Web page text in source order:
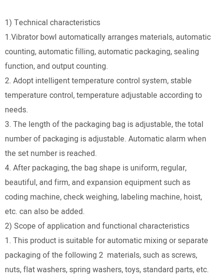
1) Technical characteristics
1.Vibrator bowl automatically arranges materials, automatic
counting, automatic filling, automatic packaging, sealing
function, and output counting.
2. Adopt intelligent temperature control system, stable
temperature control, temperature adjustable according to
needs.
3. The length of the packaging bag is adjustable, the total
number of packaging is adjustable. Automatic alarm when
the set number is reached.
4. After packaging, the bag shape is uniform, regular,
beautiful, and firm, and expansion equipment such as
coding machine, check weighing, labeling machine, hoist,
etc. can also be added.
2) Scope of application and functional characteristics
1. This product is suitable for automatic mixing or separate
packaging of the following 2 materials, such as screws,
nuts, flat washers, spring washers, toys, standard parts, etc.